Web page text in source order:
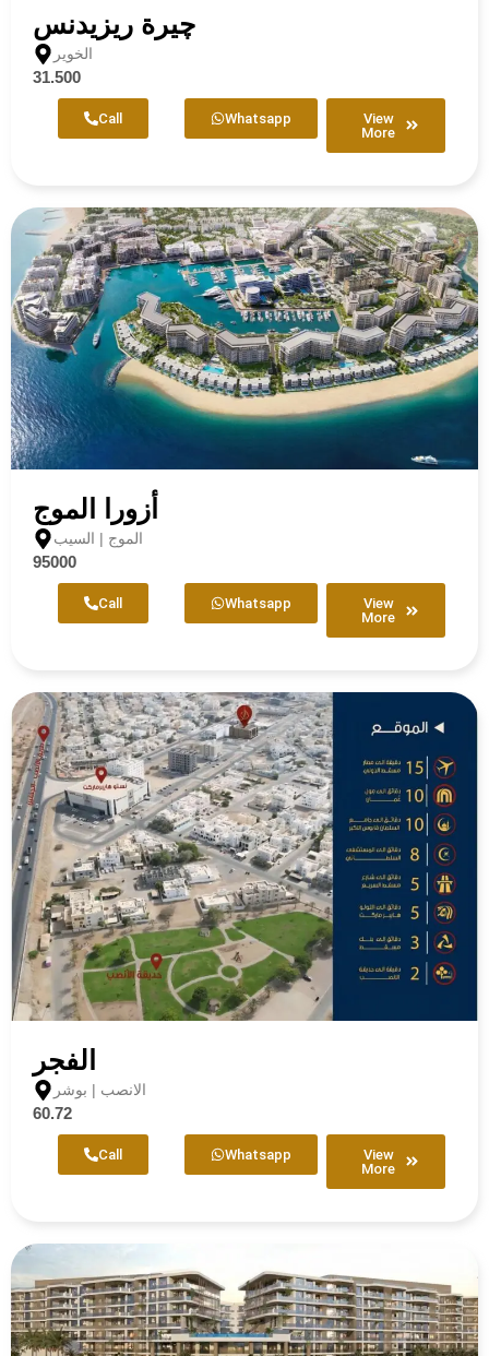
چيرة ريزيدنس
الخوير
31.500
Call Whatsapp
View
More
أزورا الموج
الموج | السيب
95000
Call Whatsapp
View
More
الفجر
الانصب | بوشر
60.72
Call Whatsapp
View
More